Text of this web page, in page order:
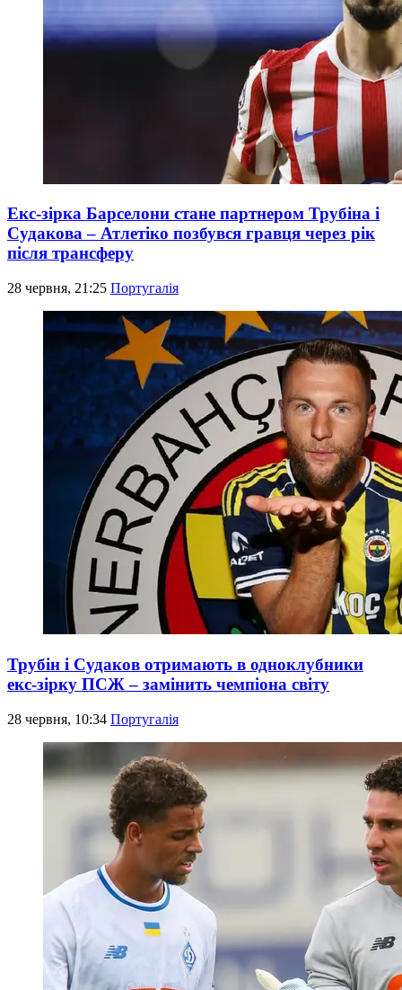
Екс-зірка Барселони стане партнером Трубіна і
Судакова – Атлетіко позбувся гравця через рік
після трансферу
28 червня, 21:25 Португалія
Трубін і Судаков отримають в одноклубники
екс-зірку ПСЖ – замінить чемпіона світу
28 червня, 10:34 Португалія